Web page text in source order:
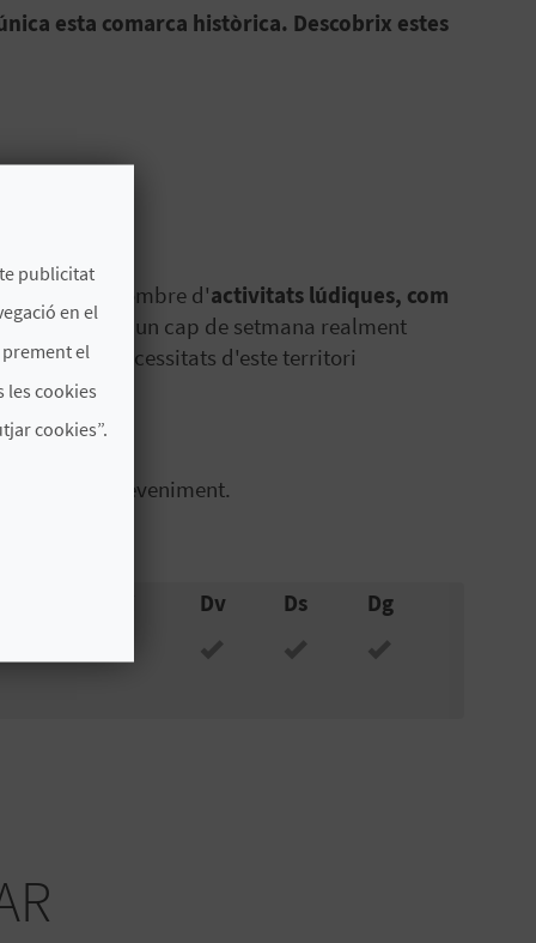
esta comarca històrica. Descobrix estes
un bon nombre d'activitats lúdiques, com
. Serà un cap de setmana realment
Les necessitats d'este territori
i trobada.
de l'esdeveniment.
Dv Ds Dg
publicitat
en el
el
les cookies
cookies”.